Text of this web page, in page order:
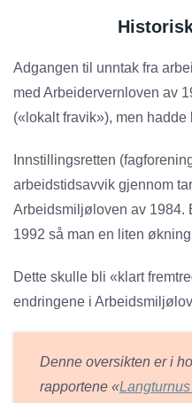
Adgangen til unntak fra
med Arbeidervernloven av
(«lokalt fravik»), men hadde
Innstillingsretten
arbeidstidsavvik gjennom
Arbeidsmiljøloven av 1984.
1992 så man en liten
Dette skulle bli «klart
endringene i
Denne oversikten er i
rapportene «